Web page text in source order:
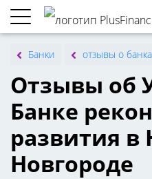
Банки отзывы о
Отзывы об
Банке
развития
Новгороде